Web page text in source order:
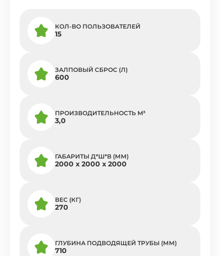
КОЛ-ВО ПОЛЬЗОВАТЕЛЕЙ
15
ЗАЛПОВЫЙ СБРОС (Л)
600
ПРОИЗВОДИТЕЛЬНОСТЬ M³
3,0
ГАБАРИТЫ Д*Ш*В (ММ)
2000 х 2000 х 2000
ВЕС (КГ)
270
ГЛУБИНА ПОДВОДЯЩЕЙ ТРУБЫ (ММ)
710